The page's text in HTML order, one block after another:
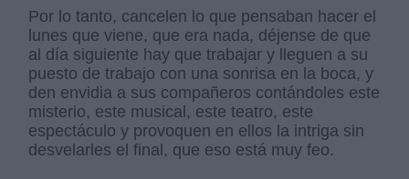
Por lo tanto, cancelen lo que pensaban hacer el
lunes que viene, que era nada, déjense de que
al día siguiente hay que trabajar y lleguen a su
puesto de trabajo con una sonrisa en la boca, y
den envidia a sus compañeros contándoles este
misterio, este musical, este teatro, este
espectáculo y provoquen en ellos la intriga sin
desvelarles el final, que eso está muy feo.